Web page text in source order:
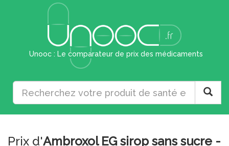
Unooc : Le comparateur de prix des médicaments
Prix d'Ambroxol EG sirop sans sucre -